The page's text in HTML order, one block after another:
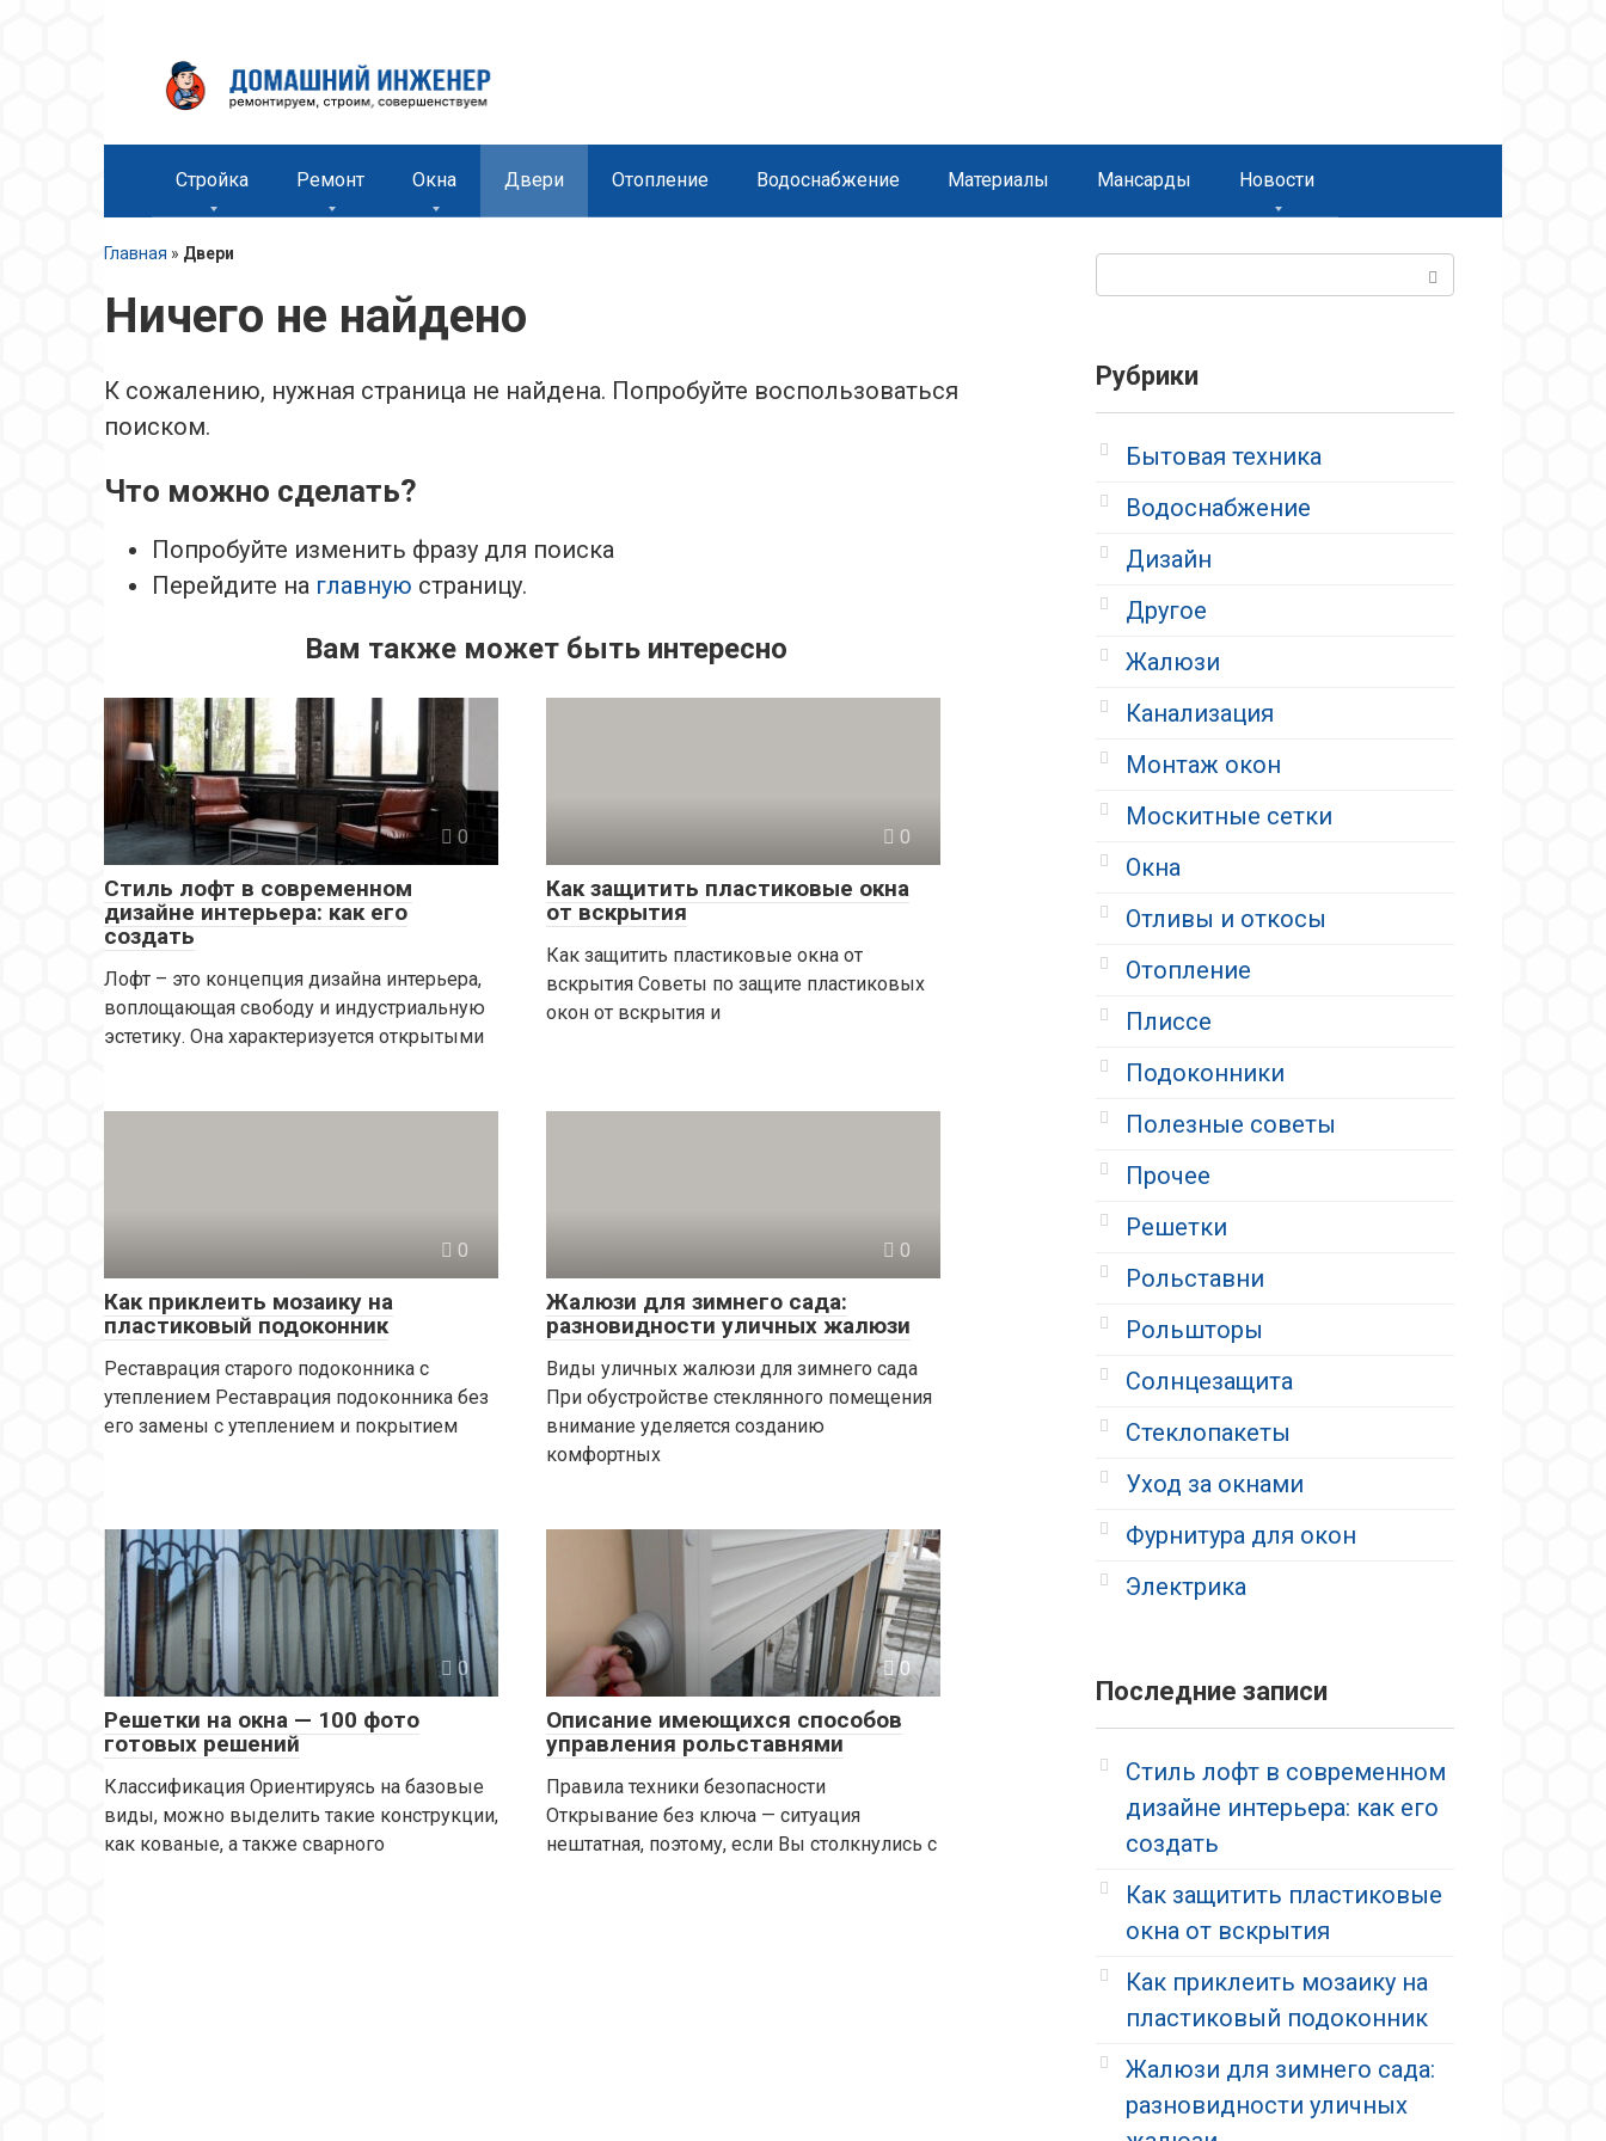
Стройка Ремонт Окна Двери Отопление Водоснабжение Материалы Мансарды Новости
Главная » Двери
Ничего не найдено
К сожалению, нужная страница не найдена. Попробуйте воспользоваться
поиском.
Что можно сделать?
Попробуйте изменить фразу для поиска
Перейдите на главную страницу.
Вам также может быть интересно
0
Стиль лофт в современном
дизайне интерьера: как его
создать
Лофт – это концепция дизайна интерьера,
воплощающая свободу и индустриальную
эстетику. Она характеризуется открытыми
0
Как защитить пластиковые окна
от вскрытия
Как защитить пластиковые окна от
вскрытия Советы по защите пластиковых
окон от вскрытия и
0
Как приклеить мозаику на
пластиковый подоконник
Реставрация старого подоконника с
утеплением Реставрация подоконника без
его замены с утеплением и покрытием
0
Жалюзи для зимнего сада:
разновидности уличных жалюзи
Виды уличных жалюзи для зимнего сада
При обустройстве стеклянного помещения
внимание уделяется созданию
комфортных
0
Решетки на окна — 100 фото
готовых решений
Классификация Ориентируясь на базовые
виды, можно выделить такие конструкции,
как кованые, а также сварного
0
Описание имеющихся способов
управления рольставнями
Правила техники безопасности
Открывание без ключа — ситуация
нештатная, поэтому, если Вы столкнулись с
Рубрики
Бытовая техника
Водоснабжение
Дизайн
Другое
Жалюзи
Канализация
Монтаж окон
Москитные сетки
Окна
Отливы и откосы
Отопление
Плиссе
Подоконники
Полезные советы
Прочее
Решетки
Рольставни
Рольшторы
Солнцезащита
Стеклопакеты
Уход за окнами
Фурнитура для окон
Электрика
Последние записи
Стиль лофт в современном
дизайне интерьера: как его
создать
Как защитить пластиковые
окна от вскрытия
Как приклеить мозаику на
пластиковый подоконник
Жалюзи для зимнего сада:
разновидности уличных